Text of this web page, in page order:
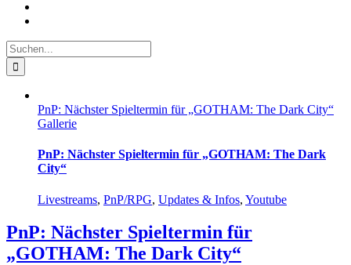
Suche
nach:
PnP: Nächster Spieltermin für „GOTHAM: The Dark City“
Gallerie
PnP: Nächster Spieltermin für „GOTHAM: The Dark
City“
Livestreams, PnP/RPG, Updates & Infos, Youtube
PnP: Nächster Spieltermin für
„GOTHAM: The Dark City“